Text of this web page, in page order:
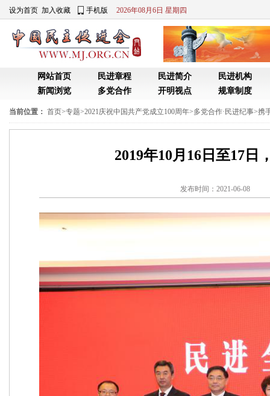
设为首页 加入收藏 手机版 2026年08月6日 星期四
网站首页 民进章程 民进简介
民进机构
新闻浏览
多党合作 开明视点 规章制度
当前位置： 首页>专题>2021庆祝中国共产党成立100周年>多党合作·民进纪事>携
2019年10月16日至17
发布时间：2021-06-